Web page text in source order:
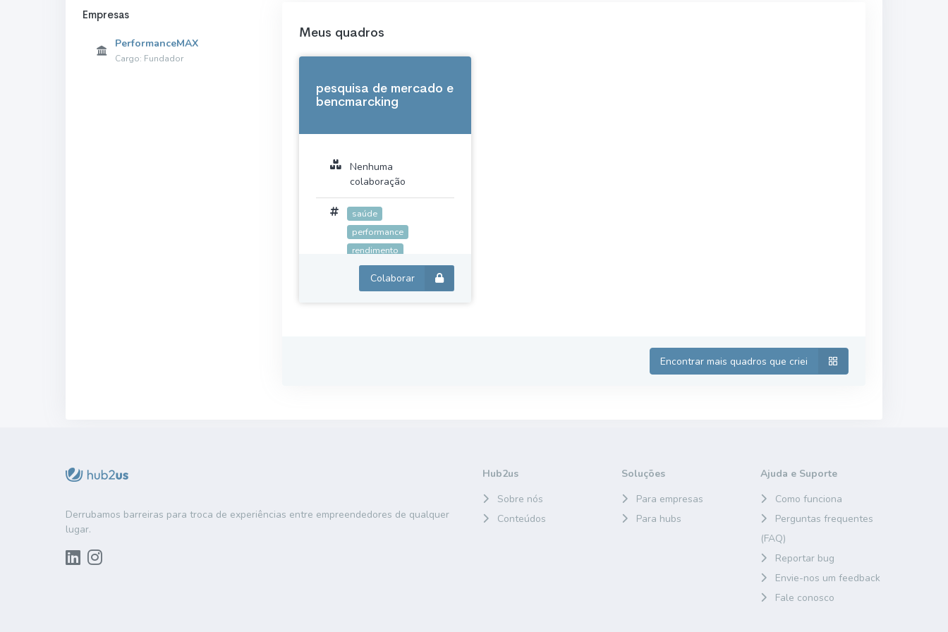
Empresas
PerformanceMAX
Cargo: Fundador
Meus quadros
pesquisa de mercado e
bencmarcking
Nenhuma
colaboração
saúde
performance
rendimento
prevencoes
Colaborar
Encontrar mais quadros que criei
Derrubamos barreiras para troca de experiências entre empreendedores de qualquer
lugar.
Hub2us
Sobre nós
Conteúdos
Soluções
Para empresas
Para hubs
Ajuda e Suporte
Como funciona
Perguntas frequentes
(FAQ)
Reportar bug
Envie-nos um feedback
Fale conosco